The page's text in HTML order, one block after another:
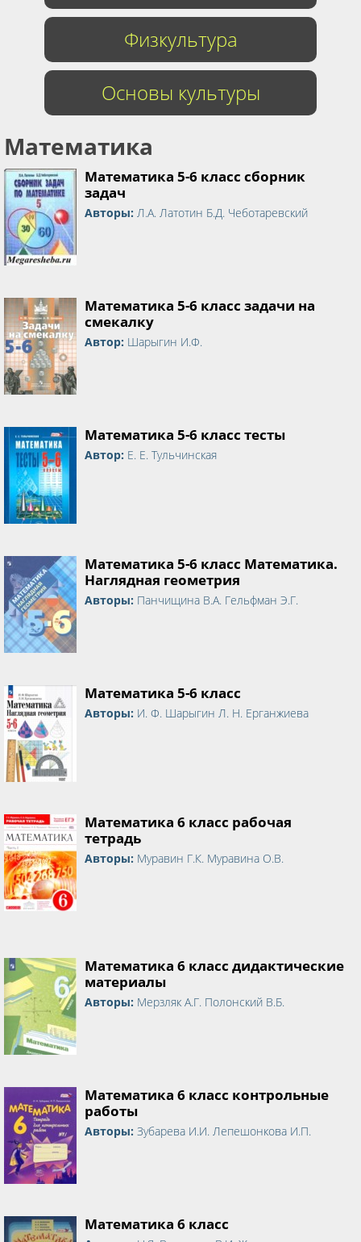
Физкультура
Основы культуры
Математика
Математика 5-6 класс сборник
задач
Авторы: Л.А. Латотин Б.Д. Чеботаревский
Математика 5-6 класс задачи на
смекалку
Автор: Шарыгин И.Ф.
Математика 5-6 класс тесты
Автор: Е. Е. Тульчинская
Математика 5-6 класс Математика.
Наглядная геометрия
Авторы: Панчищина В.А. Гельфман Э.Г.
Математика 5-6 класс
Авторы: И. Ф. Шарыгин Л. Н. Ерганжиева
Математика 6 класс рабочая
тетрадь
Авторы: Муравин Г.К. Муравина О.В.
Математика 6 класс дидактические
материалы
Авторы: Мерзляк А.Г. Полонский В.Б.
Математика 6 класс контрольные
работы
Авторы: Зубарева И.И. Лепешонкова И.П.
Математика 6 класс